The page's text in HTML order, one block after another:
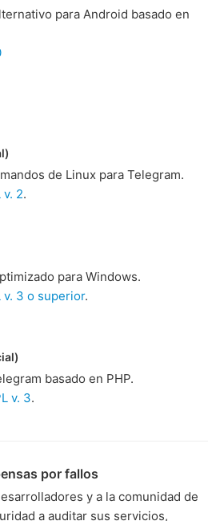
para Android basado en
de Linux para Telegram.
v. 2.
para Windows.
v. 3 o superior.
basado en PHP.
v. 3.
por fallos
y a la comunidad de
a auditar sus servicios,